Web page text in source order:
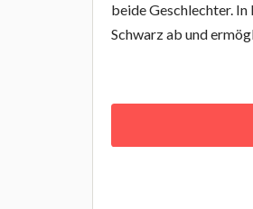
beide Geschlechter.
Schwarz ab und